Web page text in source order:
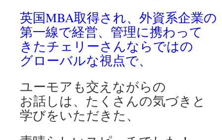
英国MBA取得され、外資系企業の
第一線で経営、管理に携わって
きたチェリーさんならではの
グローバルな視点で、
ユーモアも交えながらの
お話しは、たくさんの気づきと
学びをいただきた、